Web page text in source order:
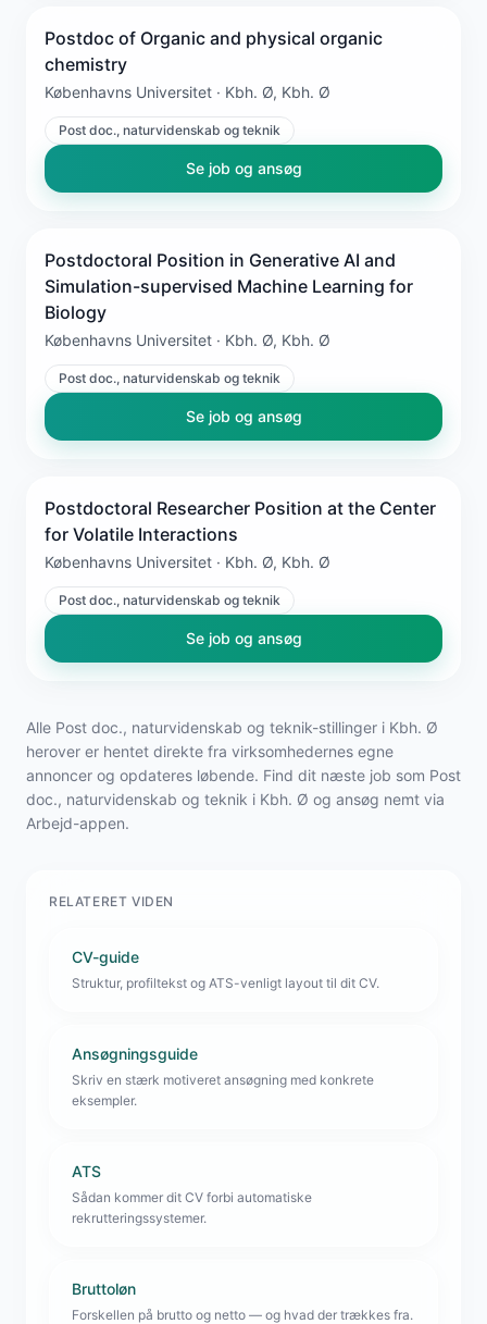
Postdoc of Organic and physical organic
chemistry
Københavns Universitet · Kbh. Ø, Kbh. Ø
Post doc., naturvidenskab og teknik
Se job og ansøg
Postdoctoral Position in Generative AI and
Simulation-supervised Machine Learning for
Biology
Københavns Universitet · Kbh. Ø, Kbh. Ø
Post doc., naturvidenskab og teknik
Se job og ansøg
Postdoctoral Researcher Position at the Center
for Volatile Interactions
Københavns Universitet · Kbh. Ø, Kbh. Ø
Post doc., naturvidenskab og teknik
Se job og ansøg
Alle Post doc., naturvidenskab og teknik-stillinger i Kbh. Ø
herover er hentet direkte fra virksomhedernes egne
annoncer og opdateres løbende. Find dit næste job som Post
doc., naturvidenskab og teknik i Kbh. Ø og ansøg nemt via
Arbejd-appen.
RELATERET VIDEN
CV-guide
Struktur, profiltekst og ATS-venligt layout til dit CV.
Ansøgningsguide
Skriv en stærk motiveret ansøgning med konkrete
eksempler.
ATS
Sådan kommer dit CV forbi automatiske
rekrutteringssystemer.
Bruttoløn
Forskellen på brutto og netto — og hvad der trækkes fra.